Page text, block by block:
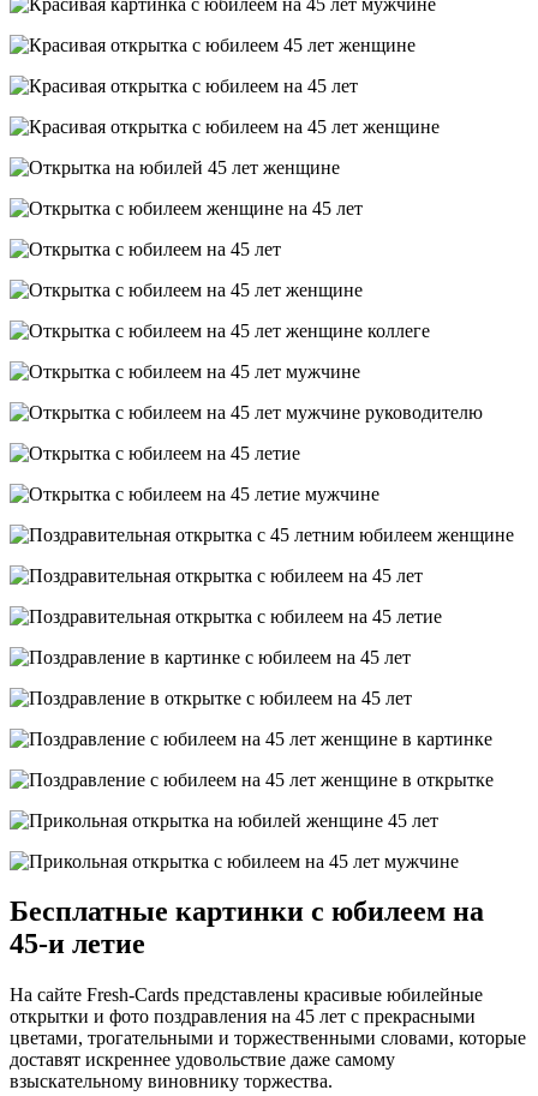
Бесплатные картинки с юбилеем на
45-и летие
На сайте Fresh-Cards представлены красивые юбилейные
открытки и фото поздравления на 45 лет с прекрасными
цветами, трогательными и торжественными словами, которые
доставят искреннее удовольствие даже самому
взыскательному виновнику торжества.